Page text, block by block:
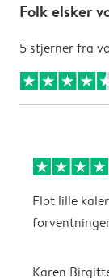
Folk elsker
5 stjerner fra
Flot lille
Karen